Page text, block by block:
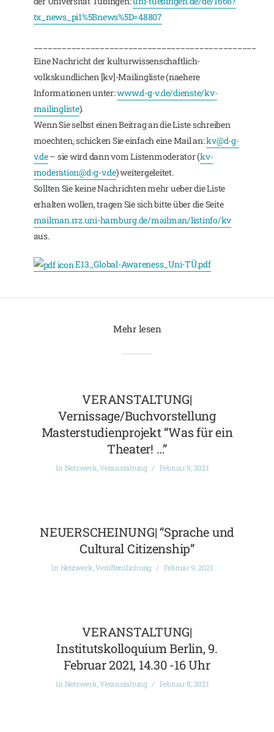
tx_news_pi1%5Bnews%5D=48807
Eine Nachricht der kulturwissenschaftlich-
volkskundlichen [kv]-Mailingliste (naehere
Informationen unter:www.d-g-v.de/dienste/kv-
mailingliste).
Wenn Sie selbst einen Beitrag an die Liste schreiben
moechten, schicken Sie einfach eine Mail an:kv@d-g-
v.de– sie wird dann vom Listenmoderator (kv-
moderation@d-g-v.de) weitergeleitet.
Sollten Sie keine Nachrichten mehr ueber die Liste
erhalten wollen, tragen Sie sich bitte über die Seite
mailman.rrz.uni-hamburg.de/mailman/listinfo/kv
aus.
E13_Global-Awareness_Uni-TÜ.pdf
Mehr lesen
VERANSTALTUNG|
Vernissage/Buchvorstellung
Masterstudienprojekt “Was für ein
Theater! …”
InNetzwerk,Veranstaltung Februar 9, 2021
NEUERSCHEINUNG| “Sprache und
Cultural Citizenship”
InNetzwerk,Veröffentlichung Februar 9, 2021
VERANSTALTUNG|
Institutskolloquium Berlin, 9.
Februar 2021, 14.30 -16 Uhr
InNetzwerk,Veranstaltung Februar 8, 2021